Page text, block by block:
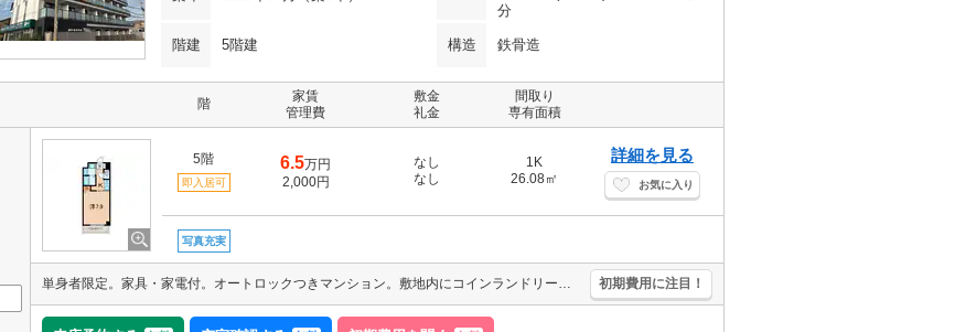
分
階建 5階建 構造 鉄骨造
階
家賃
管理費
敷金
礼金
間取り
専有面積
5階
即入居可
6.5万円
2,000円
なし
なし
1K
26.08㎡
詳細を見る
お気に入り
写真充実
単身者限定。家具・家電付。オートロックつきマンション。敷地内にコインランドリーあり。南向きで日当り良好。水道料金月3,000円。駐輪場月1,100円。 初期費用に注目！